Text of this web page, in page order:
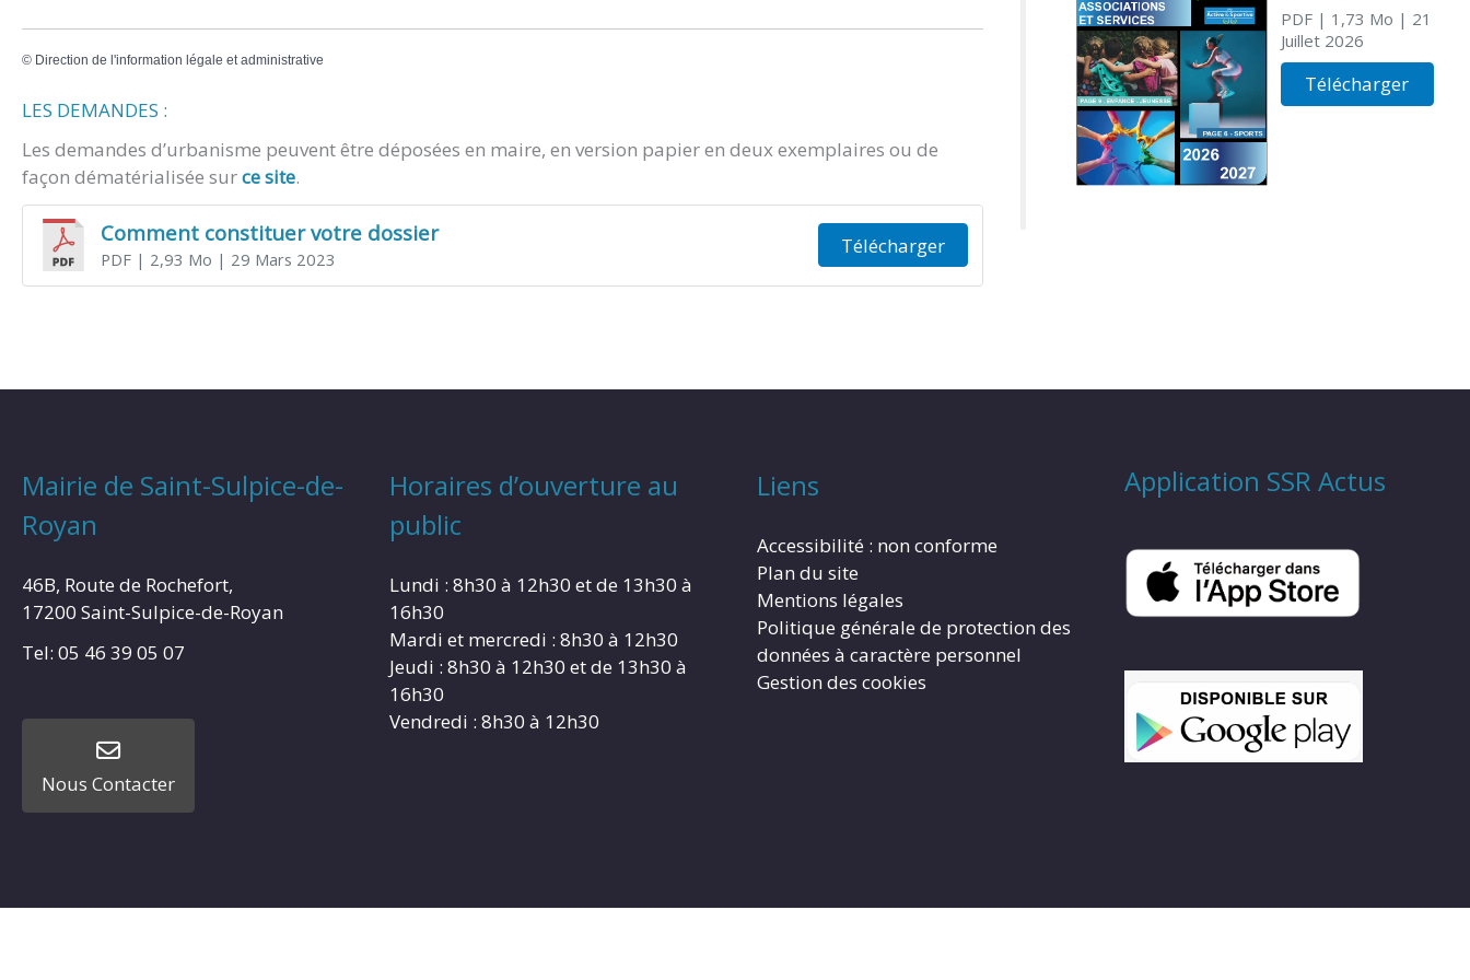
© Direction de l'information légale et administrative
LES DEMANDES :
Les demandes d’urbanisme peuvent être déposées en maire, en version papier en deux exemplaires ou de
façon dématérialisée surce site.
Comment constituer votre dossier
PDF| 2,93 Mo | 29 Mars 2023
Télécharger
PDF| 1,73 Mo | 21
Juillet 2026
Télécharger
Mairie de Saint-Sulpice-de-
Royan
46B, Route de Rochefort,
17200 Saint-Sulpice-de-Royan
Tel: 05 46 39 05 07
Nous Contacter
Horaires d’ouverture au
public
Lundi : 8h30 à 12h30 et de 13h30 à
16h30
Mardi et mercredi : 8h30 à 12h30
Jeudi : 8h30 à 12h30 et de 13h30 à
16h30
Vendredi : 8h30 à 12h30
Liens
Accessibilité : non conforme
Plan du site
Mentions légales
Politique générale de protection des
données à caractère personnel
Gestion des cookies
Application SSR Actus